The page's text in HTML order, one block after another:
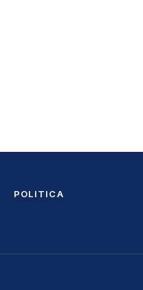
POLITICA